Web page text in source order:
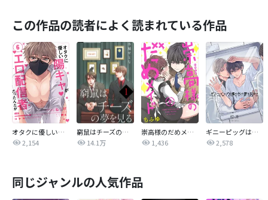
この作品の読者によく読まれている作品
オタクに優しい陽キャがエロ配信者だったんだが【単話売】
2,154
窮鼠はチーズの夢を見る【単話】
14.1万
崇高様のだめメイド 【単話売】
1,436
ギニーピッグは檻の外の夢を見ない【単話売】
2,578
同じジャンルの人気作品